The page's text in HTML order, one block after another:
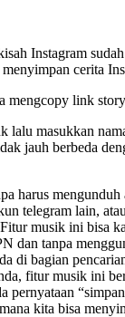
Instagram
cerita
mengcopy link
masukkan
jauh berbeda
harus
telegram lain,
musik ini bisa
dan tanpa
di bagian
fitur musik ini
kita bisa